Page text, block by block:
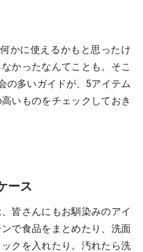
かに使えるかもと思ったけ
かったなんてことも。そこ
の多いガイドが、5アイテム
いものをチェックしておき
ース
皆さんにもお馴染みのアイ
で食品をまとめたり、洗面
クを入れたり。汚れたら洗